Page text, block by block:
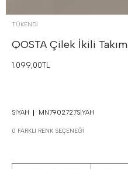
TÜKENDI
QOSTA Çilek İkili Takım
1.099,00TL
SIYAH MN7902727SIYAH
0 FARKLI RENK SEÇENEĞI